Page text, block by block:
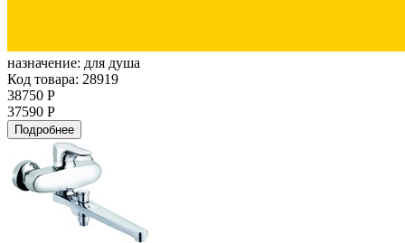
назначение: для душа
Код товара: 28919
38750 Р
37590 Р
Подробнее